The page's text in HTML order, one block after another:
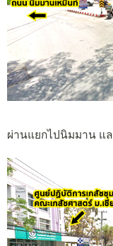
ผ่านแยกไปนิมมาน แ